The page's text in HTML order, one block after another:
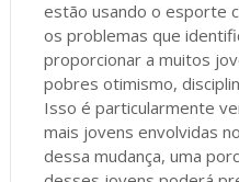
estão usando o esporte
os problemas que
proporcionar a muitos
pobres otimismo,
Isso é particularmente
mais jovens envolvidas
dessa mudança, uma